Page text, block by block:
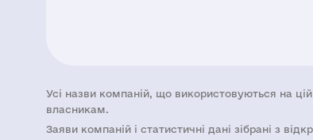
Усі назви компаній, що використовуються на цій
власникам.
Заяви компаній i статистичні дані зібрані з